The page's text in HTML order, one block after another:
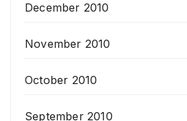
December 2010
November 2010
October 2010
September 2010